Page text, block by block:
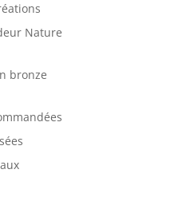
Nature
bronze